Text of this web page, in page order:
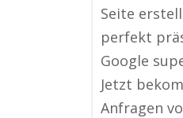
Seite
perfekt
Google
Jetzt
Anfragen